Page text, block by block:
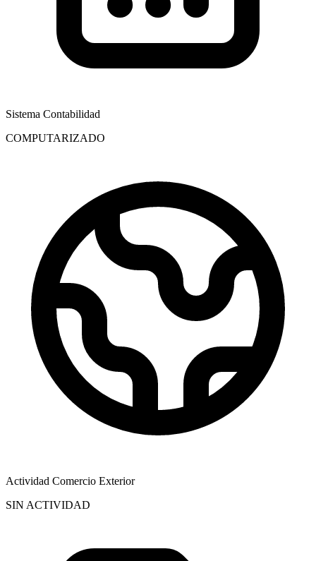
Sistema Contabilidad
COMPUTARIZADO
Actividad Comercio Exterior
SIN ACTIVIDAD